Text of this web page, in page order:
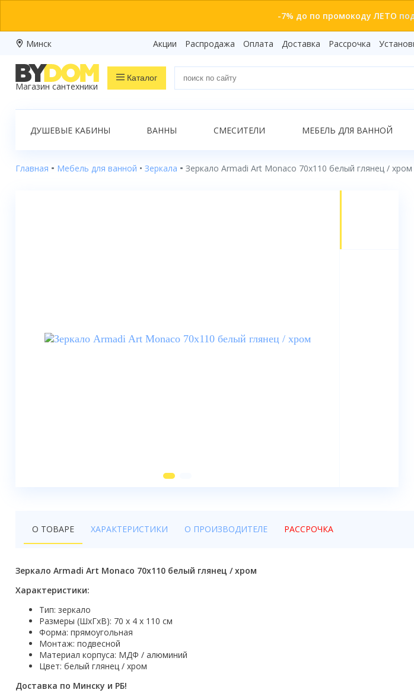
-7% до по промокоду ЛЕТО
Минск Акции Распродажа Оплата Доставка Рассрочка
Магазин сантехники
Каталог
Показать все
Распродажа
Ванны
Кухонные мойки
Трапы
Радиаторы отопления
Котлы отопления
Аксессуары для ванной
ДУШЕВЫЕ КАБИНЫ ВАННЫ СМЕСИТЕЛИ МЕБЕЛЬ ДЛЯ ВАННОЙ
Главная Мебель для ванной Зеркала Зеркало Armadi Art Monaco 70x110 белый глянец / хром
О ТОВАРЕ ХАРАКТЕРИСТИКИ О ПРОИЗВОДИТЕЛЕ РАССРОЧКА
Зеркало Armadi Art Monaco 70x110 белый глянец / хром
Характеристики:
Тип: зеркало
Размеры (ШхГхВ): 70 x 4 х 110 см
Форма: прямоугольная
Монтаж: подвесной
Материал корпуса: МДФ / алюминий
Цвет: белый глянец / хром
Доставка по Минску и РБ!